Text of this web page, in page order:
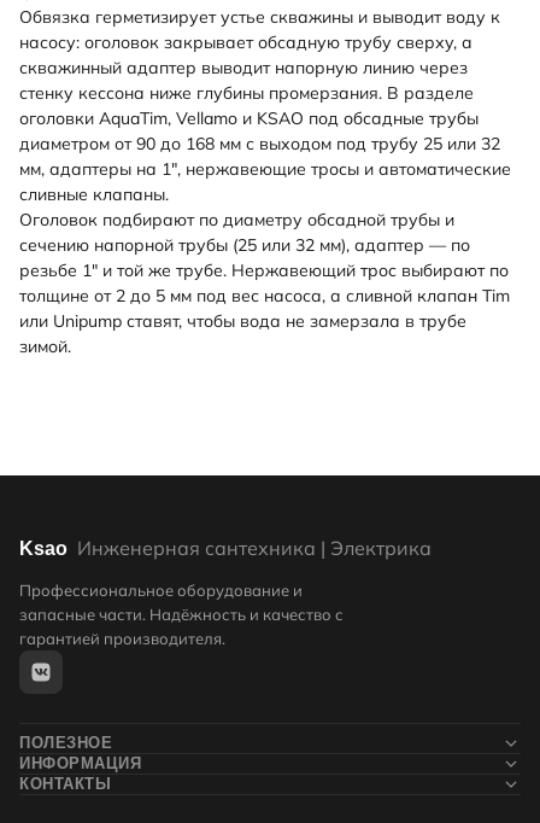
Обвязка герметизирует устье скважины и выводит воду к
насосу: оголовок закрывает обсадную трубу сверху, а
скважинный адаптер выводит напорную линию через
стенку кессона ниже глубины промерзания. В разделе
оголовки AquaTim, Vellamo и KSAO под обсадные трубы
диаметром от 90 до 168 мм с выходом под трубу 25 или 32
мм, адаптеры на 1", нержавеющие тросы и автоматические
сливные клапаны.
Оголовок подбирают по диаметру обсадной трубы и
сечению напорной трубы (25 или 32 мм), адаптер — по
резьбе 1" и той же трубе. Нержавеющий трос выбирают по
толщине от 2 до 5 мм под вес насоса, а сливной клапан Tim
или Unipump ставят, чтобы вода не замерзала в трубе
зимой.
Ksao Инженерная сантехника | Электрика
Профессиональное оборудование и
запасные части. Надёжность и качество с
гарантией производителя.
ПОЛЕЗНОЕ
Новости
Блог
ИНФОРМАЦИЯ
Контакты
КОНТАКТЫ